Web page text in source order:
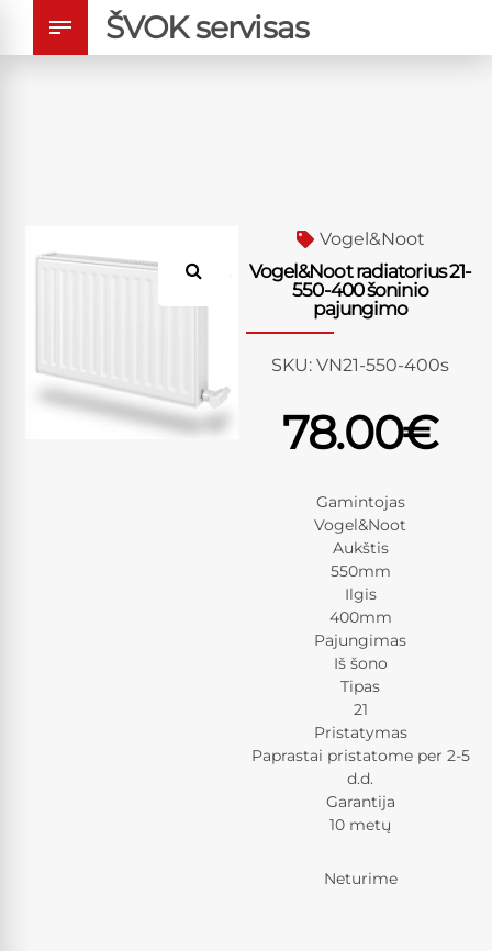
ŠVOK servisas
Vogel&Noot
Vogel&Noot radiatorius 21-
550-400 šoninio
pajungimo
SKU: VN21-550-400s
78.00€
Gamintojas
Vogel&Noot
Aukštis
550mm
Ilgis
400mm
Pajungimas
Iš šono
Tipas
21
Pristatymas
Paprastai pristatome per 2-5
d.d.
Garantija
10 metų
Neturime